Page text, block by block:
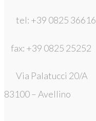
tel: +39 0825 36616
fax: +39 0825 25252
Via Palatucci 20/A
83100 – Avellino